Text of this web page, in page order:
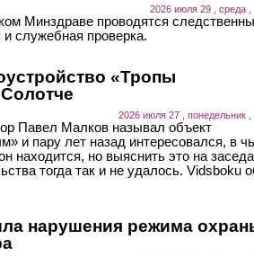
2026 июля 29 , среда ,
Минздраве проводятся
и служебная проверка.
«Тропы
2026 июля 27 , понедельник ,
Павел Малков называл объект
и пару лет назад интересовался, в
находится, но выяснить это на
тогда так и не удалось. Vidsboku
нарушения режима